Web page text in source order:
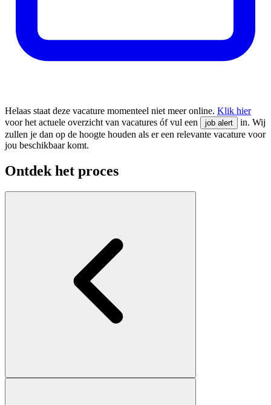
Helaas staat deze vacature momenteel niet meer online. Klik hier
voor het actuele overzicht van vacatures óf vul een
job alert
in. Wij
zullen je dan op de hoogte houden als er een relevante vacature voor
jou beschikbaar komt.
Ontdek het proces